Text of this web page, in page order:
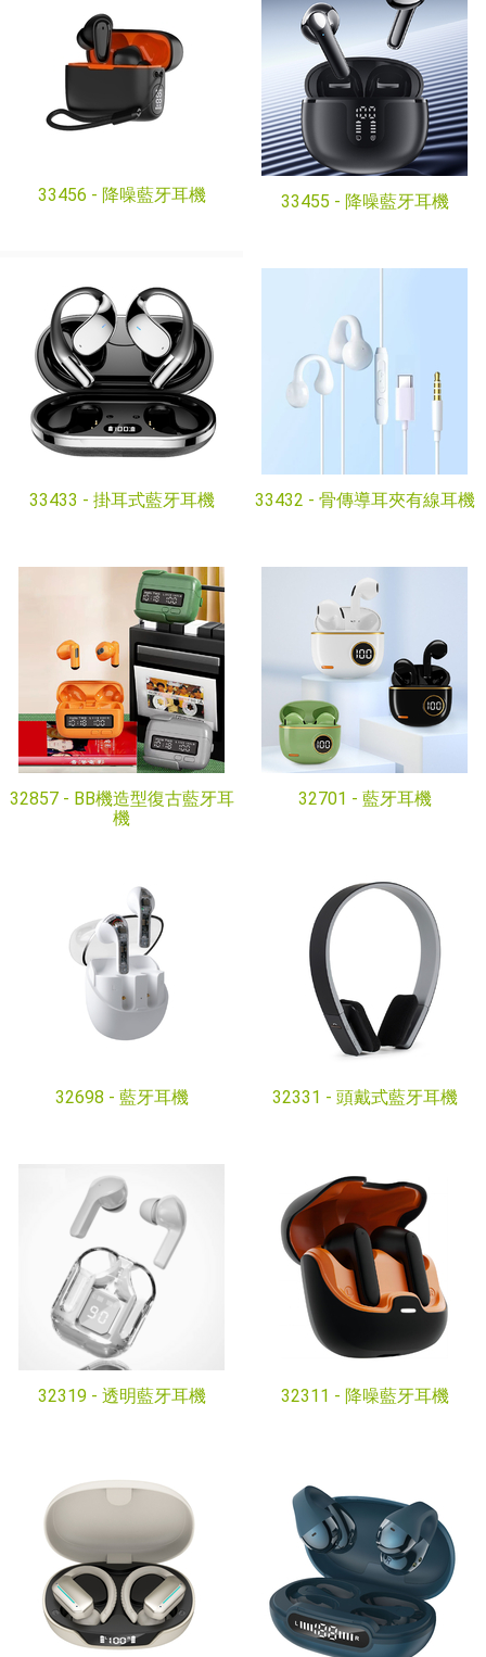
33456 - 降噪藍牙耳機 33455 - 降噪藍牙耳機
33433 - 掛耳式藍牙耳機 33432 - 骨傳導耳夾有線耳機
32857 - BB機造型復古藍牙耳
機
32701 - 藍牙耳機
32698 - 藍牙耳機 32331 - 頭戴式藍牙耳機
32319 - 透明藍牙耳機 32311 - 降噪藍牙耳機